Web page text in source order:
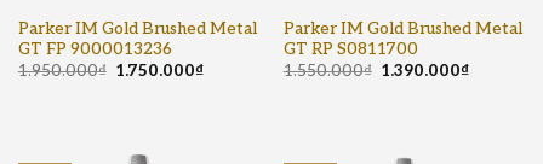
Parker IM Gold Brushed Metal
GT FP 9000013236
1.950.000₫ 1.750.000₫
Parker IM Gold Brushed Metal
GT RP S0811700
1.550.000₫ 1.390.000₫